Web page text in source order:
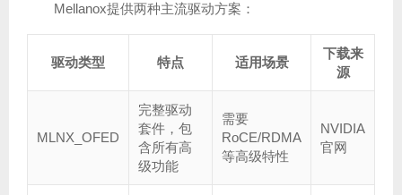
Mellanox提供两种主流驱动方案：
驱动类型 特点 适用场景
下载来
源
MLNX_OFED
完整驱动
套件，包
含所有高
级功能
需要
RoCE/RDMA
等高级特性
NVIDIA
官网